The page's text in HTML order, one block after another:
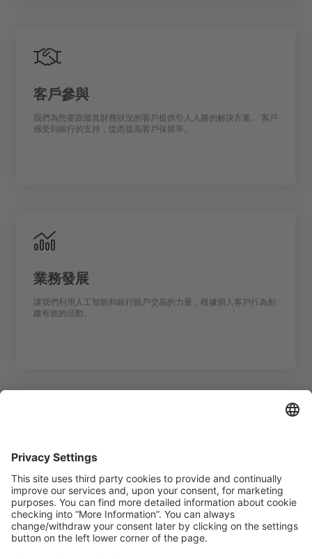
客戶參與
我們為想要跟蹤其財務狀況的客戶提供引人入勝的解決方案。 客戶
感受到銀行的支持，從而提高客戶保留率。
業務發展
讓我們利用人工智能和銀行賬戶交易的力量，根據個人客戶行為創
建有效的活動。
請填寫表格以獲取更多信息。
聯絡我們